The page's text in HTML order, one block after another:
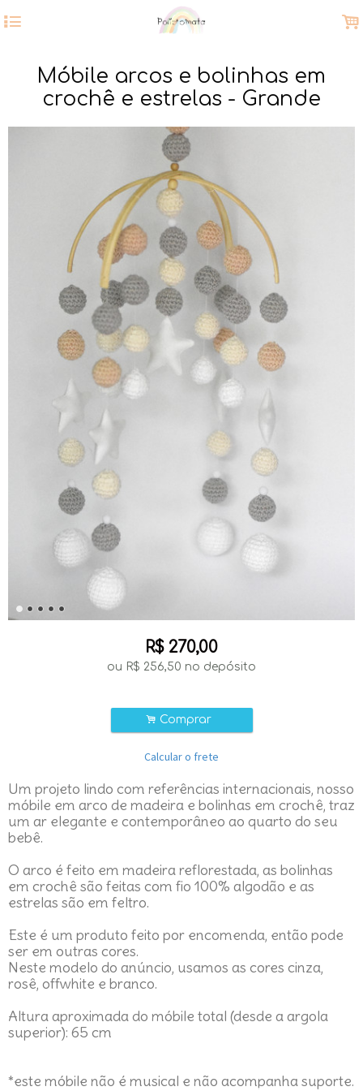
4 .
Móbile arcos e bolinhas em
crochê e estrelas - Grande
R$ 270,00
ou R$ 256,50 no depósito
. Comprar
Calcular o frete
Um projeto lindo com referências internacionais, nosso
móbile em arco de madeira e bolinhas em crochê, traz
um ar elegante e contemporâneo ao quarto do seu
bebê.
O arco é feito em madeira reflorestada, as bolinhas
em crochê são feitas com fio 100% algodão e as
estrelas são em feltro.
Este é um produto feito por encomenda, então pode
ser em outras cores.
Neste modelo do anúncio, usamos as cores cinza,
rosê, offwhite e branco.
Altura aproximada do móbile total (desde a argola
superior): 65 cm
*este móbile não é musical e não acompanha suporte.